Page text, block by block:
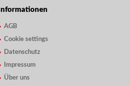
Informationen
AGB
Cookie settings
Datenschutz
Impressum
Über uns